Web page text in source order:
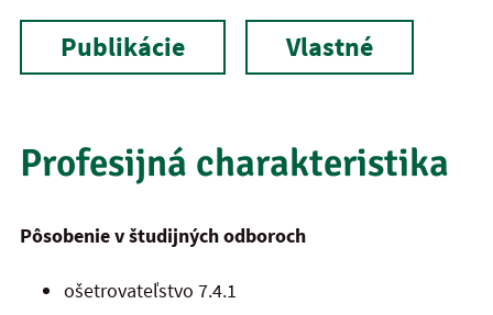
Publikácie Vlastné
Profesijná charakteristika
Pôsobenie v študijných odboroch
ošetrovateľstvo 7.4.1